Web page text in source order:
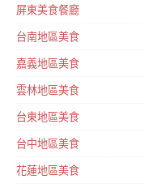
屏東美食餐廳
台南地區美食
嘉義地區美食
雲林地區美食
台東地區美食
台中地區美食
花蓮地區美食